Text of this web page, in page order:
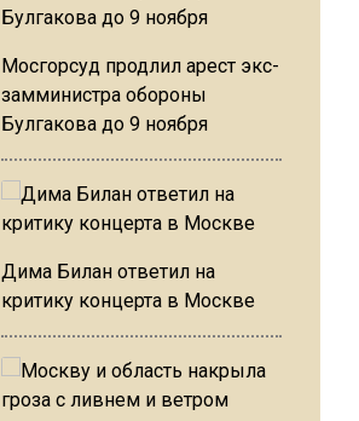
Мосгорсуд продлил арест экс-
замминистра обороны
Булгакова до 9 ноября
Дима Билан ответил на
критику концерта в Москве